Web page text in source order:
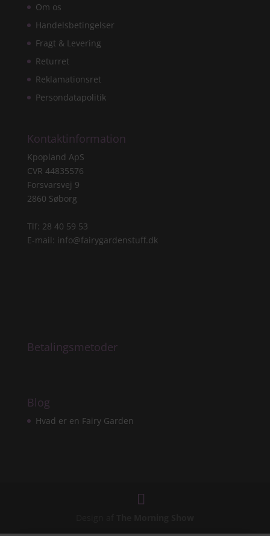
Om os
Handelsbetingelser
Fragt & Levering
Returret
Reklamationsret
Persondatapolitik
Kontaktinformation
Kpopland ApS
CVR 44835576
Forsvarsvej 9
2860 Søborg
Tlf: 28 40 59 53
E-mail: info@fairygardenstuff.dk
Betalingsmetoder
Blog
Hvad er en Fairy Garden